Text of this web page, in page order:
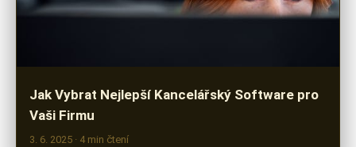
Jak Vybrat Nejlepší Kancelářský Software pro
Vaši Firmu
3. 6. 2025 · 4 min čtení